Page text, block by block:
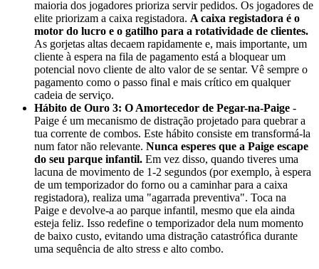
maioria dos jogadores prioriza servir pedidos. Os jogadores de
elite priorizam a caixa registadora. A caixa registadora é o
motor do lucro e o gatilho para a rotatividade de clientes.
As gorjetas altas decaem rapidamente e, mais importante, um
cliente à espera na fila de pagamento está a bloquear um
potencial novo cliente de alto valor de se sentar. Vê sempre o
pagamento como o passo final e mais crítico em qualquer
cadeia de serviço.
Hábito de Ouro 3: O Amortecedor de Pegar-na-Paige -
Paige é um mecanismo de distração projetado para quebrar a
tua corrente de combos. Este hábito consiste em transformá-la
num fator não relevante. Nunca esperes que a Paige escape
do seu parque infantil. Em vez disso, quando tiveres uma
lacuna de movimento de 1-2 segundos (por exemplo, à espera
de um temporizador do forno ou a caminhar para a caixa
registadora), realiza uma "agarrada preventiva". Toca na
Paige e devolve-a ao parque infantil, mesmo que ela ainda
esteja feliz. Isso redefine o temporizador dela num momento
de baixo custo, evitando uma distração catastrófica durante
uma sequência de alto stress e alto combo.